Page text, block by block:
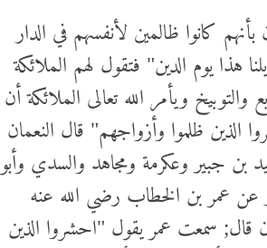
كانوا ظالمين لأنفسهم في الدار
هذا يوم الدين" فتقول لهم الملائكة
ويأمر الله تعالى الملائكة أن
ظلموا وأزواجهم" قال النعمان
بن جبير وعكرمة ومجاهد والسدي وأبو
عن عمر بن الخطاب رضي الله عنه
سمعت عمر يقول "احشروا الذين